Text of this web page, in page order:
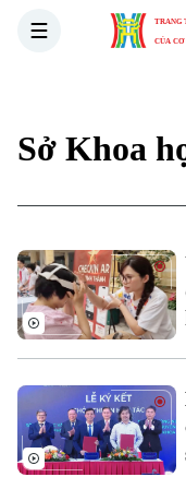
TRANG
CỦA
Xu hướng
Chuyên mục
Sở Khoa